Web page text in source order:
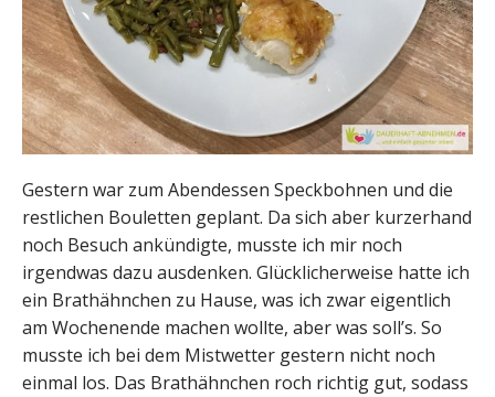
Gestern war zum Abendessen Speckbohnen und die
restlichen Bouletten geplant. Da sich aber kurzerhand
noch Besuch ankündigte, musste ich mir noch
irgendwas dazu ausdenken. Glücklicherweise hatte ich
ein Brathähnchen zu Hause, was ich zwar eigentlich
am Wochenende machen wollte, aber was soll’s. So
musste ich bei dem Mistwetter gestern nicht noch
einmal los. Das Brathähnchen roch richtig gut, sodass